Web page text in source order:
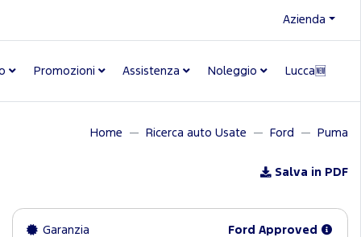
Azienda
Promozioni Assistenza Noleggio Lucca🆕
Home Ricerca auto Usate Ford Puma
Salva in PDF
Garanzia Ford Approved